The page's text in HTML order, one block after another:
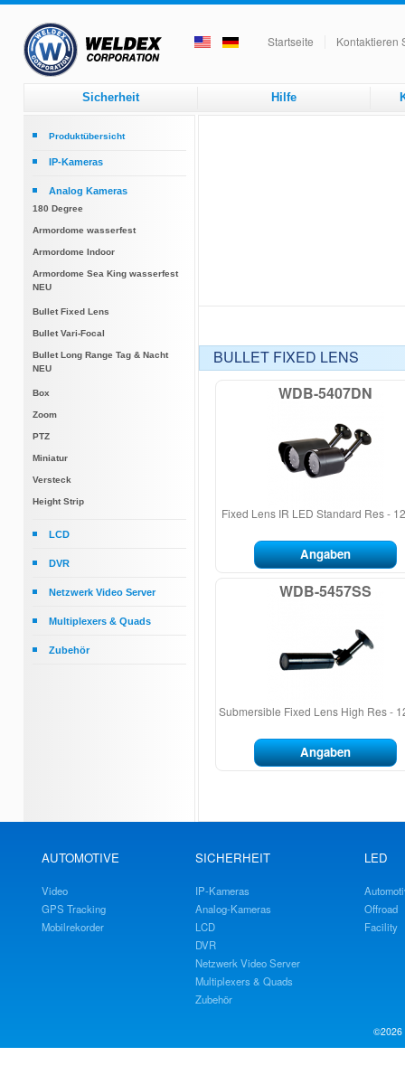
Startseite Kontaktieren
Sicherheit Hilfe
Produktübersicht
IP-Kameras
Analog Kameras
180 Degree
Armordome wasserfest
Armordome Indoor
Armordome Sea King wasserfest
NEU
Bullet Fixed Lens
Bullet Vari-Focal
Bullet Long Range Tag & Nacht
NEU
Box
Zoom
PTZ
Miniatur
Versteck
Height Strip
LCD
Unterputzmontage
Rackmontage
DVR
Netzwerk Video Server
Multiplexers & Quads
Zubehör
BULLET FIXED LENS
WDB-5407DN
Fixed Lens IR LED Standard Res -
Angaben
WDB-5457SS
Submersible Fixed Lens High Res -
Angaben
AUTOMOTIVE
Video
GPS Tracking
Mobilrekorder
SICHERHEIT
IP-Kameras
Analog-Kameras
LCD
DVR
Netzwerk Video Server
Multiplexers & Quads
Zubehör
LED
Offroad
Facility
©2026